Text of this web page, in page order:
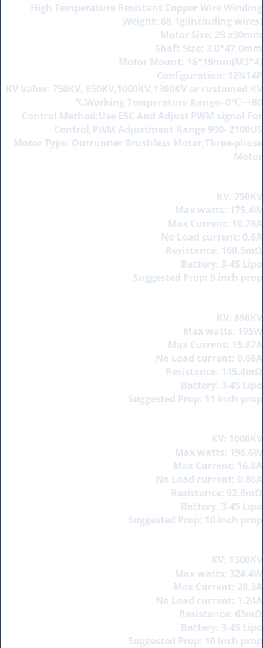
High Temperature Resistant Copper Wire Winding
Weight: 68.1g(Including wires)
Motor Size: 28 x30mm
Shaft Size: 3.0*47.0mm
Motor Mount: 16*19mm(M3*4)
Configuration: 12N14P
KV Value: 750KV, 850KV,1000KV,1300KV or customed KV
Working Temperature Range:-0℃~+80℃
Control Method:Use ESC And Adjust PWM signal For
Control,PWM Adjustment Range 900- 2100US
Motor Type: Outrunner Brushless Motor,Three-phase
Motor
KV: 750KV
Max watts: 175.4W
Max Current: 10.78A
No Load current: 0.6A
Resistance: 168.5mΩ
Battery: 3-4S Lipo
Suggested Prop: 9 inch prop
KV: 850KV
Max watts: 195W
Max Current: 15.87A
No Load current: 0.68A
Resistance: 145.4mΩ
Battery: 3-4S Lipo
Suggested Prop: 11 inch prop
KV: 1000KV
Max watts: 196.6W
Max Current: 16.8A
No Load current: 0.86A
Resistance: 92.8mΩ
Battery: 3-4S Lipo
Suggested Prop: 10 inch prop
KV: 1300KV
Max watts: 324.4W
Max Current: 28.3A
No Load current: 1.24A
Resistance: 63mΩ
Battery: 3-4S Lipo
Suggested Prop: 10 inch prop